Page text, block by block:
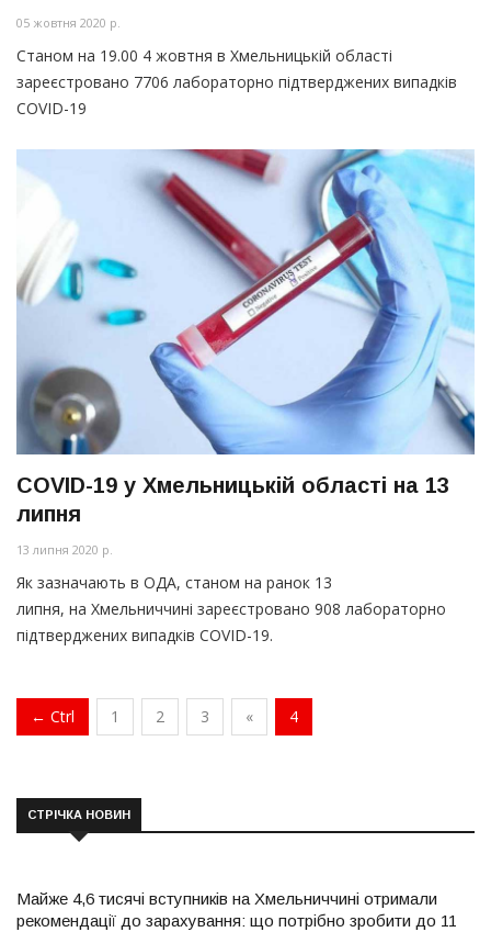
05 жовтня 2020 р.
Станом на 19.00 4 жовтня в Хмельницькій області
зареєстровано 7706 лабораторно підтверджених випадків
COVID-19
COVID-19 у Хмельницькій області на 13
липня
13 липня 2020 р.
Як зазначають в ОДА, станом на ранок 13
липня, на Хмельниччині зареєстровано 908 лабораторно
підтверджених випадків COVID-19.
← Ctrl 1 2 3 « 4
СТРІЧКА НОВИН
Майже 4,6 тисячі вступників на Хмельниччині отримали
рекомендації до зарахування: що потрібно зробити до 11